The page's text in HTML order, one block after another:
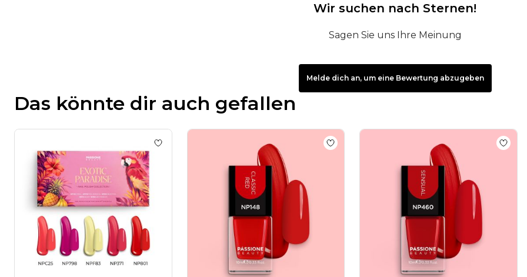
Wir suchen nach Sternen!
Sagen Sie uns Ihre Meinung
Melde dich an, um eine Bewertung abzugeben
Das könnte dir auch gefallen
Add to wishlist Exotic Paradise Gel-Look Nagellack Kollektion
Add to wishlist Nagellack NP148 Classic RedAdd